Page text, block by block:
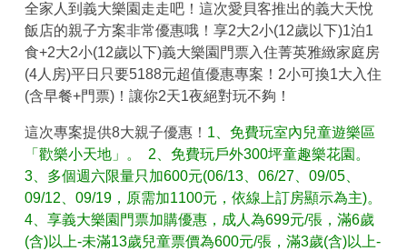
全家人到義大樂園走走吧！這次愛貝客推出的義大天悅
飯店的親子方案非常優惠哦！享2大2小(12歲以下)1泊1
食+2大2小(12歲以下)義大樂園門票入住菁英雅緻家庭房
(4人房)平日只要5188元超值優惠專案！2小可換1大入住
(含早餐+門票)！讓你2天1夜絕對玩不夠！
這次專案提供8大親子優惠！ 1、免費玩室內兒童遊樂區
「歡樂小天地」。 2、免費玩戶外300坪童趣樂花園。
3、多個週六限量只加600元(06/13、06/27、09/05、
09/12、09/19，原需加1100元，依線上訂房顯示為主)。
4、享義大樂園門票加購優惠，成人為699元/張，滿6歲
(含)以上-未滿13歲兒童票價為600元/張，滿3歲(含)以上-